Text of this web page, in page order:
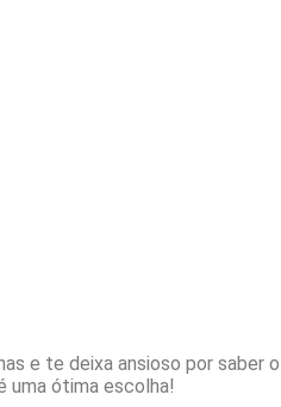
e te deixa ansioso por saber o
uma ótima escolha!